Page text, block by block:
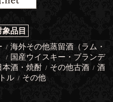
品目
/ 海外その他蒸留酒（ラム・
/ 国産ウイスキー・ブランデ
本酒・焼酎 / その他古酒 / 酒
ル / その他